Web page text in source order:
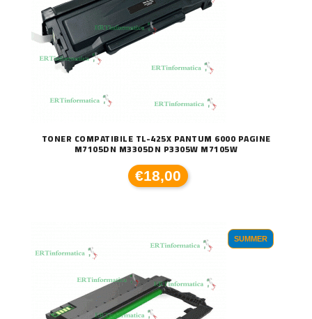
TONER COMPATIBILE TL-425X PANTUM 6000 PAGINE
M7105DN M3305DN P3305W M7105W
€18,00
SUMMER